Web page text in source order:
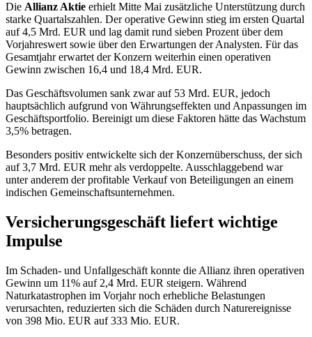
Die Allianz Aktie erhielt Mitte Mai zusätzliche Unterstützung durch
starke Quartalszahlen. Der operative Gewinn stieg im ersten Quartal
auf 4,5 Mrd. EUR und lag damit rund sieben Prozent über dem
Vorjahreswert sowie über den Erwartungen der Analysten. Für das
Gesamtjahr erwartet der Konzern weiterhin einen operativen
Gewinn zwischen 16,4 und 18,4 Mrd. EUR.
Das Geschäftsvolumen sank zwar auf 53 Mrd. EUR, jedoch
hauptsächlich aufgrund von Währungseffekten und Anpassungen im
Geschäftsportfolio. Bereinigt um diese Faktoren hätte das Wachstum
3,5% betragen.
Besonders positiv entwickelte sich der Konzernüberschuss, der sich
auf 3,7 Mrd. EUR mehr als verdoppelte. Ausschlaggebend war
unter anderem der profitable Verkauf von Beteiligungen an einem
indischen Gemeinschaftsunternehmen.
Versicherungsgeschäft liefert wichtige
Impulse
Im Schaden- und Unfallgeschäft konnte die Allianz ihren operativen
Gewinn um 11% auf 2,4 Mrd. EUR steigern. Während
Naturkatastrophen im Vorjahr noch erhebliche Belastungen
verursachten, reduzierten sich die Schäden durch Naturereignisse
von 398 Mio. EUR auf 333 Mio. EUR.